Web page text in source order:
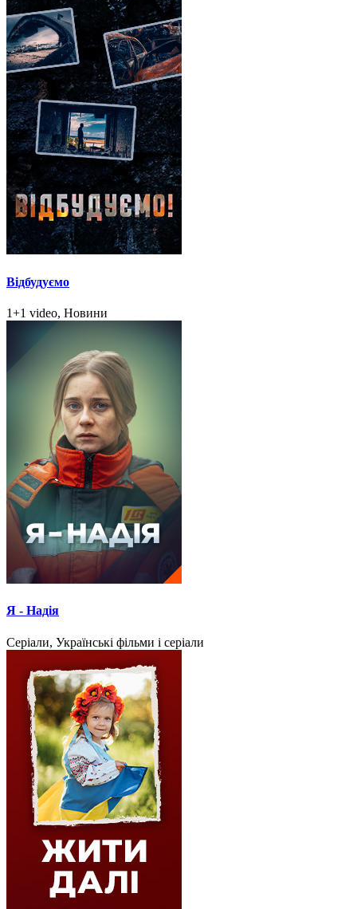
Відбудуємо
1+1 video, Новини
Я - Надія
Серіали, Українські фільми і серіали